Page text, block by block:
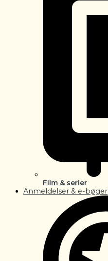
Film & serier
Anmeldelser & e-bøger